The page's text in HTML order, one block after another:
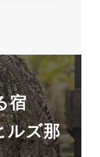
宿
ルズ那